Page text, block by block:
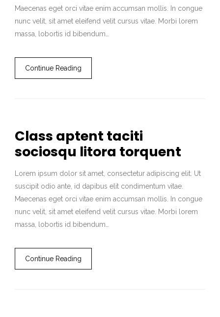
Maecenas eget orci vitae enim accumsan mollis. In congue
nunc velit, sit amet eleifend velit cursus vitae. Morbi lorem
massa, lobortis id bibendum…
Continue Reading
Class aptent taciti
sociosqu litora torquent
Lorem ipsum dolor sit amet, consectetur adipiscing elit. Ut
suscipit odio ante, id dapibus elit condimentum vitae.
Maecenas eget orci vitae enim accumsan mollis. In congue
nunc velit, sit amet eleifend velit cursus vitae. Morbi lorem
massa, lobortis id bibendum…
Continue Reading